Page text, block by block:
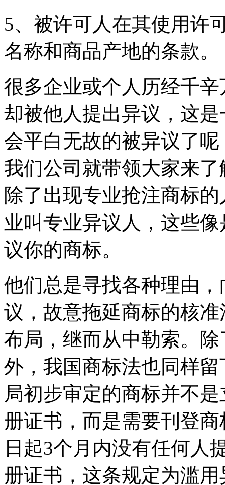
5、被许可人在其使用许
名称和商品产地的条款。
很多企业或个人历经千
却被他人提出异议，这
会平白无故的被异议了
我们公司就带领大家来
除了出现专业抢注商标
业叫专业异议人，这些
议你的商标。
他们总是寻找各种理由
议，故意拖延商标的核
布局，继而从中勒索。
外，我国商标法也同样
局初步审定的商标并不
册证书，而是需要刊登
日起3个月内没有任何人
册证书，这条规定为滥